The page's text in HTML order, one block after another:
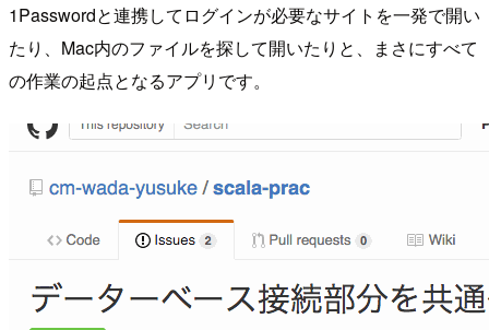
1Passwordと連携してログインが必要なサイトを一発で開い
たり、Mac内のファイルを探して開いたりと、まさにすべて
の作業の起点となるアプリです。